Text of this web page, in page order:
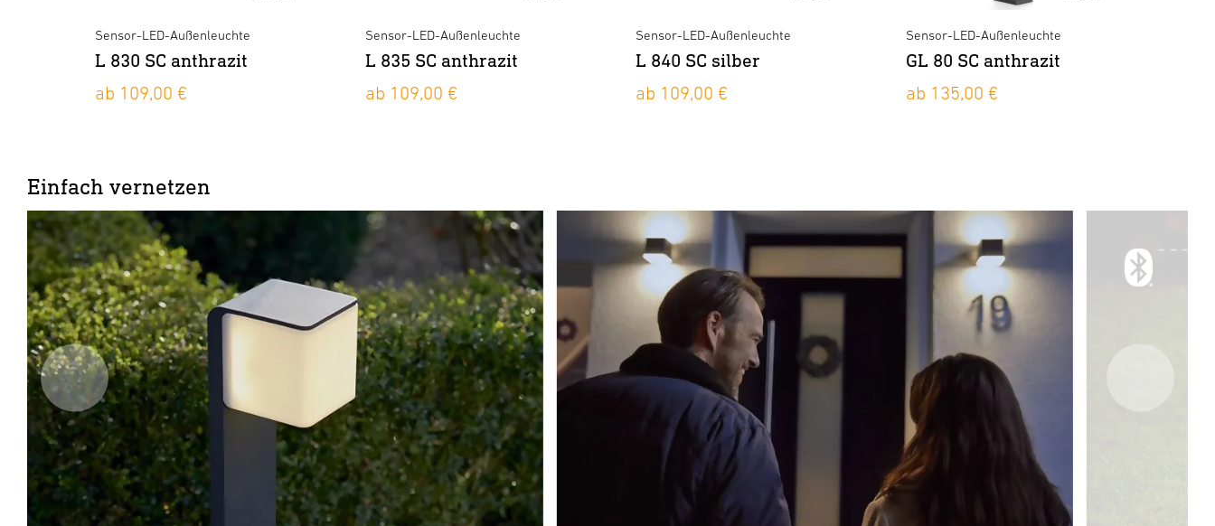
Sensor-LED-Außenleuchte
L 830 SC anthrazit
ab 109,00 €
Sensor-LED-Außenleuchte
L 835 SC anthrazit
ab 109,00 €
Sensor-LED-Außenleuchte
L 840 SC silber
ab 109,00 €
Sensor-LED-Außenleuchte
GL 80 SC anthrazit
ab 135,00 €
Einfach vernetzen